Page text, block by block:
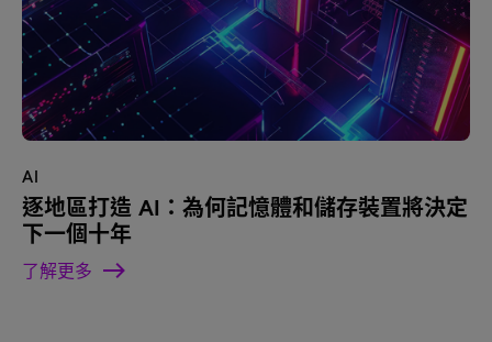
AI
逐地區打造 AI：為何記憶體和儲存裝置將決定
下一個十年
了解更多